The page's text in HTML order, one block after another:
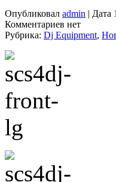
Опубликовал admin | Дата
Комментариев нет
Рубрика: Dj Equipment,